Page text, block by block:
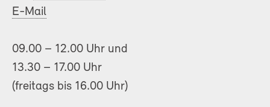
E-Mail
09.00 – 12.00 Uhr und
13.30 – 17.00 Uhr
(freitags bis 16.00 Uhr)